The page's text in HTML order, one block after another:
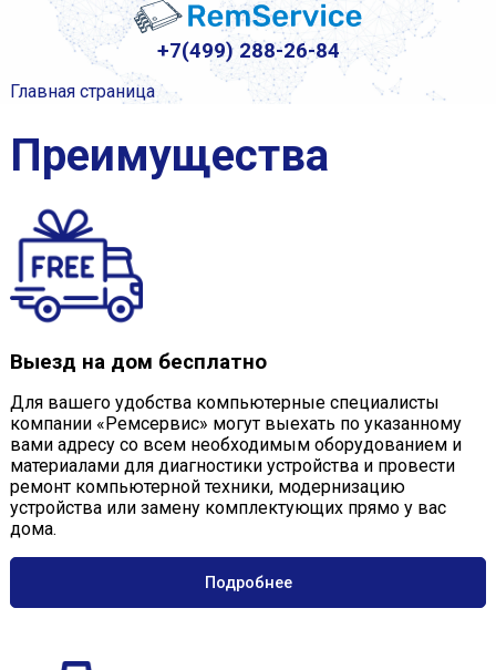
+7(499) 288-26-84
Главная страница
Преимущества
Выезд на дом бесплатно
Для вашего удобства компьютерные специалисты
компании «Ремсервис» могут выехать по указанному
вами адресу со всем необходимым оборудованием и
материалами для диагностики устройства и провести
ремонт компьютерной техники, модернизацию
устройства или замену комплектующих прямо у вас
дома.
Подробнее